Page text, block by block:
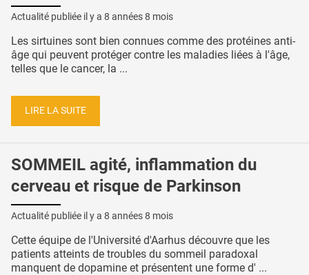
Actualité publiée il y a 8 années 8 mois
Les sirtuines sont bien connues comme des protéines anti-
âge qui peuvent protéger contre les maladies liées à l'âge,
telles que le cancer, la ...
LIRE LA SUITE
SOMMEIL agité, inflammation du
cerveau et risque de Parkinson
Actualité publiée il y a 8 années 8 mois
Cette équipe de l'Université d'Aarhus découvre que les
patients atteints de troubles du sommeil paradoxal
manquent de dopamine et présentent une forme d' ...